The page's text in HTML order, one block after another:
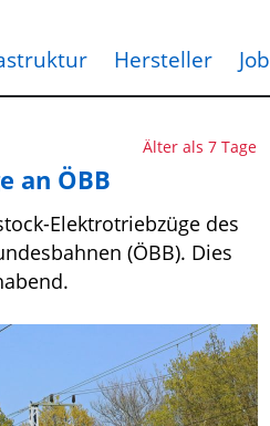
Hersteller Job
Älter als 7 Tage
an ÖBB
Elektrotriebzüge des
(ÖBB). Dies